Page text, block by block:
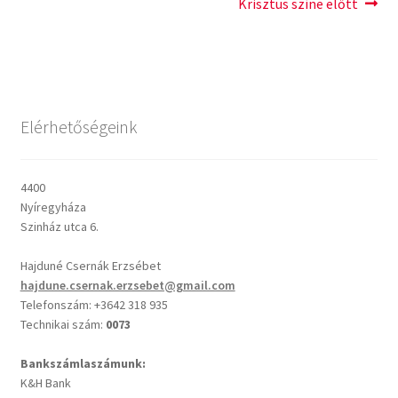
Napi Ige: Evangélikus bibliaolvasó Útmutató
Oswald Chambers: Krisztus mindenek felett
Mindennapi kenyerünk
Alkalmaink
Bemutatkozás
Elérhetőségek
Krisztus színe előtt
Elérhetőségeink
4400
Nyíregyháza
Szinház utca 6.
Hajduné Csernák Erzsébet
hajdune.csernak.erzsebet@gmail.com
Telefonszám: +3642 318 935
Technikai szám: 0073
Bankszámlaszámunk:
K&H Bank